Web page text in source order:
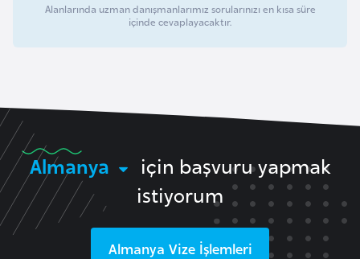
Alanlarında uzman danışmanlarımız sorularınızı en kısa süre
içinde cevaplayacaktır.
Almanya
için başvuru yapmak
istiyorum
Almanya Vize İşlemleri
y
a
F